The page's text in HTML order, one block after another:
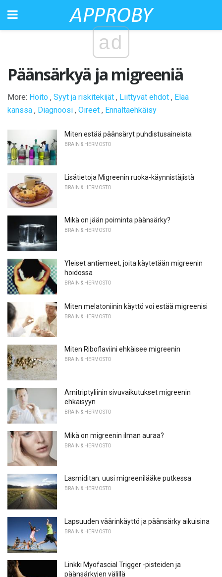
ad
Päänsärkyä ja migreeniä
More: Hoito , Syyt ja riskitekijät , Liittyvät ehdot , Elää
kanssa , Diagnoosi , Oireet , Ennaltaehkäisy
Miten estää päänsäryt puhdistusaineista
BRAIN & HERMOSTO
Lisätietoja Migreenin ruoka-käynnistäjistä
BRAIN & HERMOSTO
Mikä on jään poiminta päänsärky?
BRAIN & HERMOSTO
Yleiset antiemeet, joita käytetään migreenin
hoidossa
BRAIN & HERMOSTO
Miten melatoniinin käyttö voi estää migreenisi
BRAIN & HERMOSTO
Miten Riboflaviini ehkäisee migreenin
BRAIN & HERMOSTO
Amitriptyliinin sivuvaikutukset migreenin
ehkäisyyn
BRAIN & HERMOSTO
Mikä on migreenin ilman auraa?
BRAIN & HERMOSTO
Lasmiditan: uusi migreenilääke putkessa
BRAIN & HERMOSTO
Lapsuuden väärinkäyttö ja päänsärky aikuisina
BRAIN & HERMOSTO
Linkki Myofascial Trigger -pisteiden ja
päänsärkyjen välillä